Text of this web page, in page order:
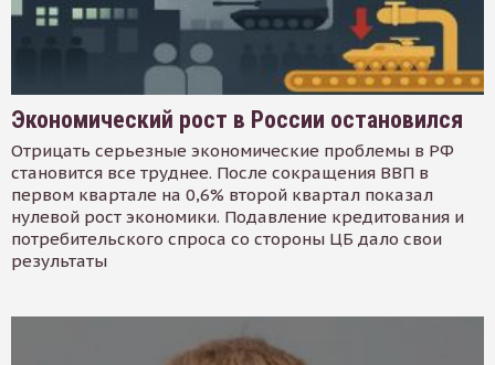
Экономический рост в России остановился
Отрицать серьезные экономические проблемы в РФ
становится все труднее. После сокращения ВВП в
первом квартале на 0,6% второй квартал показал
нулевой рост экономики. Подавление кредитования и
потребительского спроса со стороны ЦБ дало свои
результаты